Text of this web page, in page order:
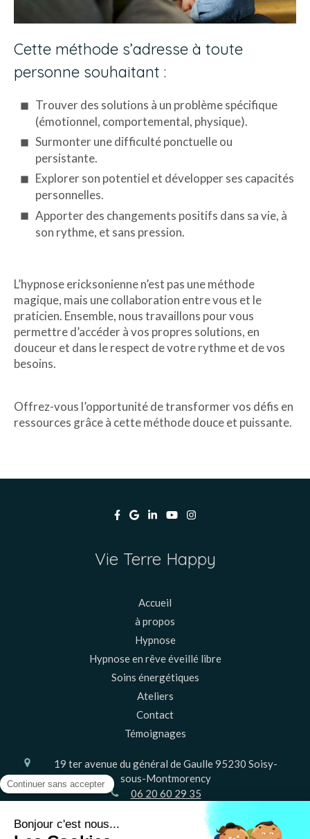
Cette méthode s’adresse à toute
personne souhaitant :
Trouver des solutions à un problème spécifique
(émotionnel, comportemental, physique).
Surmonter une difficulté ponctuelle ou
persistante.
Explorer son potentiel et développer ses capacités
personnelles.
Apporter des changements positifs dans sa vie, à
son rythme, et sans pression.
L’hypnose ericksonienne n’est pas une méthode
magique, mais une collaboration entre vous et le
praticien. Ensemble, nous travaillons pour vous
permettre d’accéder à vos propres solutions, en
douceur et dans le respect de votre rythme et de vos
besoins.
Offrez-vous l’opportunité de transformer vos défis en
ressources grâce à cette méthode douce et puissante.
Vie Terre Happy
Accueil
à propos
Hypnose
Hypnose en rêve éveillé libre
Soins énergétiques
Ateliers
Contact
Témoignages
19 ter avenue du général de Gaulle95230 Soisy-
sous-Montmorency
06 20 60 29 35
20h30